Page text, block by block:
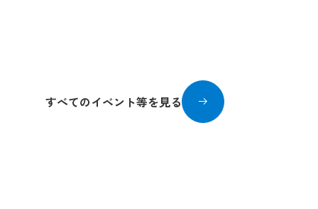
すべてのイベント等を見る